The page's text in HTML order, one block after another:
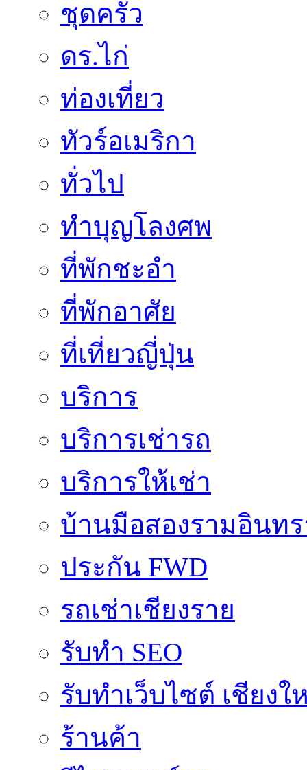
ชุดครัว
ดร.ไก่
ท่องเที่ยว
ทัวร์อเมริกา
ทั่วไป
ทำบุญโลงศพ
ที่พักชะอำ
ที่พักอาศัย
ที่เที่ยวญี่ปุ่น
บริการ
บริการเช่ารถ
บริการให้เช่า
บ้านมือสองรามอินท
ประกัน FWD
รถเช่าเชียงราย
รับทำ SEO
รับทำเว็บไซต์ เชียงใ
ร้านค้า